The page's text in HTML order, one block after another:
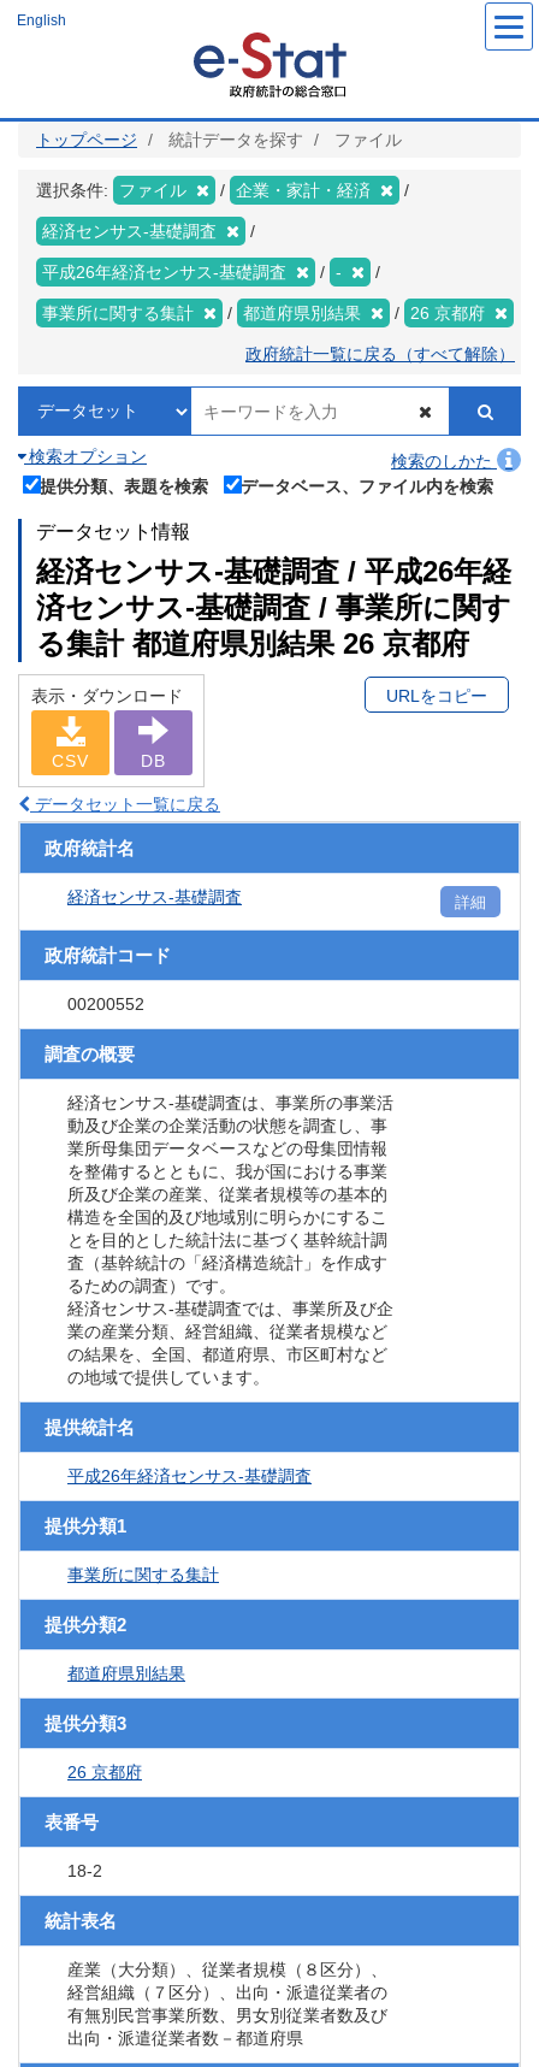
ツ
English
トップページ 統計データを探す ファイル
選択条件: ファイル 企業・家計・経済
経済センサス‐基礎調査
平成26年経済センサス‐基礎調査 -
事業所に関する集計 都道府県別結果 26 京都府
政府統計一覧に戻る（すべて解除）
検索オプション
検索のしかた
提供分類、表題を検索
データベース、ファイル内を検索
データセット情報
経済センサス‐基礎調査 / 平成26年経
済センサス‐基礎調査 / 事業所に関す
る集計 都道府県別結果 26 京都府
表示・ダウンロード
CSV DB
URLをコピー
データセット一覧に戻る
政府統計名
経済センサス‐基礎調査 詳細
政府統計コード
00200552
調査の概要
経済センサス‐基礎調査は、事業所の事業活
動及び企業の企業活動の状態を調査し、事
業所母集団データベースなどの母集団情報
を整備するとともに、我が国における事業
所及び企業の産業、従業者規模等の基本的
構造を全国的及び地域別に明らかにするこ
とを目的とした統計法に基づく基幹統計調
査（基幹統計の「経済構造統計」を作成す
るための調査）です。
経済センサス‐基礎調査では、事業所及び企
業の産業分類、経営組織、従業者規模など
の結果を、全国、都道府県、市区町村など
の地域で提供しています。
提供統計名
平成26年経済センサス‐基礎調査
提供分類1
事業所に関する集計
提供分類2
都道府県別結果
提供分類3
26 京都府
表番号
18-2
統計表名
産業（大分類）、従業者規模（８区分）、
経営組織（７区分）、出向・派遣従業者の
有無別民営事業所数、男女別従業者数及び
出向・派遣従業者数－都道府県